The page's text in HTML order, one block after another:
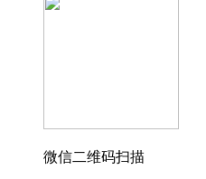
微信二维码扫描